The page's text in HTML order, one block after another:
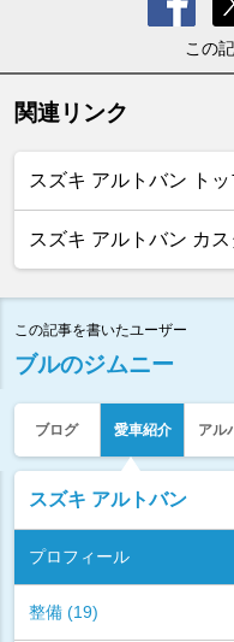
この
関連リンク
スズキ アルトバン ト
スズキ アルトバン カ
この記事を書いたユーザー
ブルのジムニー
ブログ 愛車紹介 アル
スズキ アルトバン
プロフィール
整備 (19)